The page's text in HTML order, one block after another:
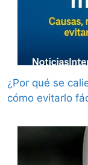
¿Por qué se
cómo evitarlo